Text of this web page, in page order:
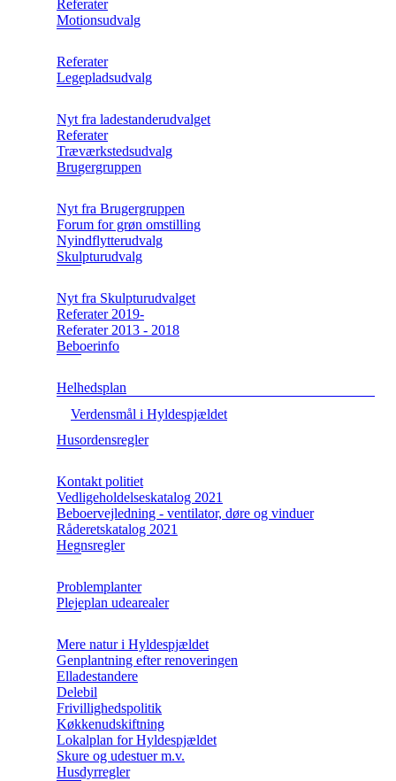
Referater
Motionsudvalg
Referater
Legepladsudvalg
Nyt fra ladestanderudvalget
Referater
Træværkstedsudvalg
Brugergruppen
Nyt fra Brugergruppen
Forum for grøn omstilling
Nyindflytterudvalg
Skulpturudvalg
Nyt fra Skulpturudvalget
Referater 2019-
Referater 2013 - 2018
Beboerinfo
Helhedsplan
Verdensmål i Hyldespjældet
Husordensregler
Kontakt politiet
Vedligeholdelseskatalog 2021
Beboervejledning - ventilator, døre og vinduer
Råderetskatalog 2021
Hegnsregler
Problemplanter
Plejeplan udearealer
Mere natur i Hyldespjældet
Genplantning efter renoveringen
Elladestandere
Delebil
Frivillighedspolitik
Køkkenudskiftning
Lokalplan for Hyldespjældet
Skure og udestuer m.v.
Husdyrregler